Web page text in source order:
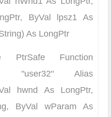
ByVal lpsz1 As
As LongPtr
PtrSafe Function
"user32" Alias
hwnd As LongPtr,
ByVal wParam As